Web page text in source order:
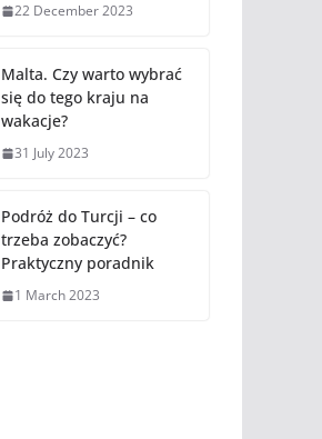
22 December 2023
Malta. Czy warto wybrać
się do tego kraju na
wakacje?
31 July 2023
Podróż do Turcji – co
trzeba zobaczyć?
Praktyczny poradnik
1 March 2023